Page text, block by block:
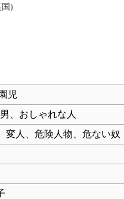
国)
児
、おしゃれな人
変人、危険人物、危ない奴